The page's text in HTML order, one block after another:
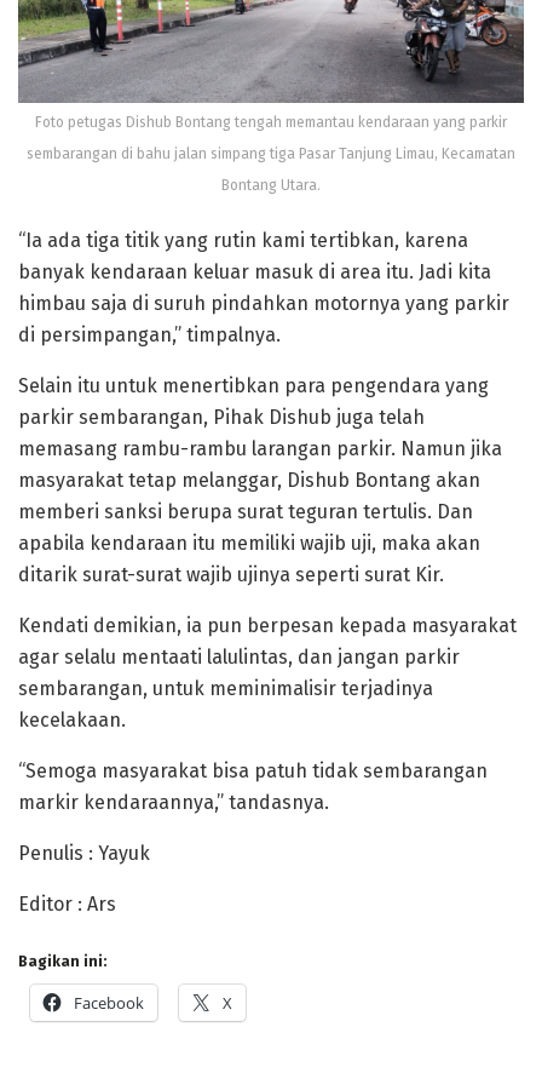
Foto petugas Dishub Bontang tengah memantau kendaraan yang parkir
sembarangan di bahu jalan simpang tiga Pasar Tanjung Limau, Kecamatan
Bontang Utara.
“Ia ada tiga titik yang rutin kami tertibkan, karena
banyak kendaraan keluar masuk di area itu. Jadi kita
himbau saja di suruh pindahkan motornya yang parkir
di persimpangan,” timpalnya.
Selain itu untuk menertibkan para pengendara yang
parkir sembarangan, Pihak Dishub juga telah
memasang rambu-rambu larangan parkir. Namun jika
masyarakat tetap melanggar, Dishub Bontang akan
memberi sanksi berupa surat teguran tertulis. Dan
apabila kendaraan itu memiliki wajib uji, maka akan
ditarik surat-surat wajib ujinya seperti surat Kir.
Kendati demikian, ia pun berpesan kepada masyarakat
agar selalu mentaati lalulintas, dan jangan parkir
sembarangan, untuk meminimalisir terjadinya
kecelakaan.
“Semoga masyarakat bisa patuh tidak sembarangan
markir kendaraannya,” tandasnya.
Penulis : Yayuk
Editor : Ars
Bagikan ini:
Facebook X